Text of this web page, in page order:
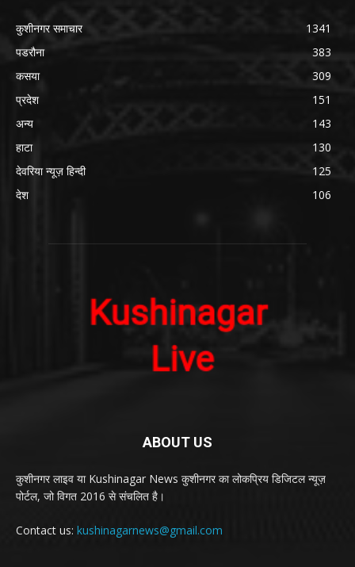
कुशीनगर समाचार
1341
पडरौना
383
कसया
309
प्रदेश
151
अन्य
143
हाटा
130
देवरिया न्यूज़ हिन्दी
125
देश
106
ABOUT US
कुशीनगर लाइव या Kushinagar News कुशीनगर का लोकप्रिय डिजिटल न्यूज़
पोर्टल, जो विगत 2016 से संचलित है।
Contact us: kushinagarnews@gmail.com